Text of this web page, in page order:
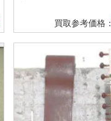
買取参考価格：